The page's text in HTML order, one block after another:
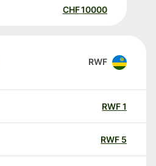
10000
CHF
RWF
RWF
RWF